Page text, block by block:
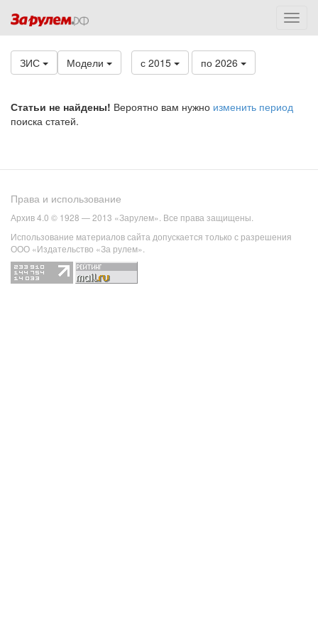
ЗИС Модели с 2015 по 2026
Статьи не найдены! Вероятно вам нужно изменить период
поиска статей.
Права и использование
Архив 4.0 © 1928 — 2013 «Зарулем». Все права защищены.
Использование материалов сайта допускается только с разрешения
ООО «Издательство «За рулем».